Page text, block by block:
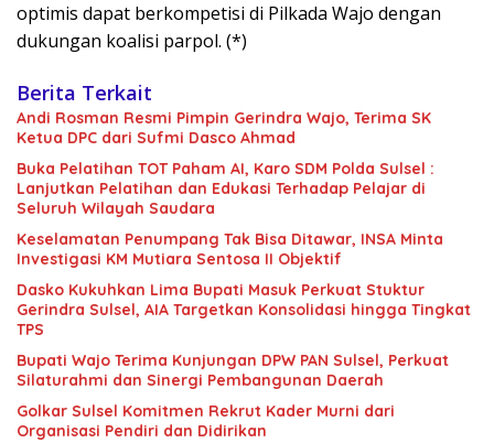
optimis dapat berkompetisi di Pilkada Wajo dengan
dukungan koalisi parpol. (*)
Berita Terkait
Andi Rosman Resmi Pimpin Gerindra Wajo, Terima SK
Ketua DPC dari Sufmi Dasco Ahmad
Buka Pelatihan TOT Paham AI, Karo SDM Polda Sulsel :
Lanjutkan Pelatihan dan Edukasi Terhadap Pelajar di
Seluruh Wilayah Saudara
Keselamatan Penumpang Tak Bisa Ditawar, INSA Minta
Investigasi KM Mutiara Sentosa II Objektif
Dasko Kukuhkan Lima Bupati Masuk Perkuat Stuktur
Gerindra Sulsel, AIA Targetkan Konsolidasi hingga Tingkat
TPS
Bupati Wajo Terima Kunjungan DPW PAN Sulsel, Perkuat
Silaturahmi dan Sinergi Pembangunan Daerah
Golkar Sulsel Komitmen Rekrut Kader Murni dari
Organisasi Pendiri dan Didirikan